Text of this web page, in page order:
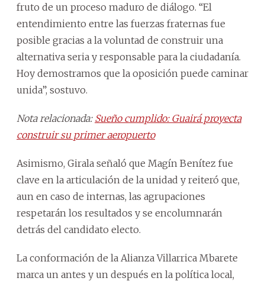
fruto de un proceso maduro de diálogo. “El
entendimiento entre las fuerzas fraternas fue
posible gracias a la voluntad de construir una
alternativa seria y responsable para la ciudadanía.
Hoy demostramos que la oposición puede caminar
unida”, sostuvo.
Nota relacionada: Sueño cumplido: Guairá proyecta
construir su primer aeropuerto
Asimismo, Girala señaló que Magín Benítez fue
clave en la articulación de la unidad y reiteró que,
aun en caso de internas, las agrupaciones
respetarán los resultados y se encolumnarán
detrás del candidato electo.
La conformación de la Alianza Villarrica Mbarete
marca un antes y un después en la política local,